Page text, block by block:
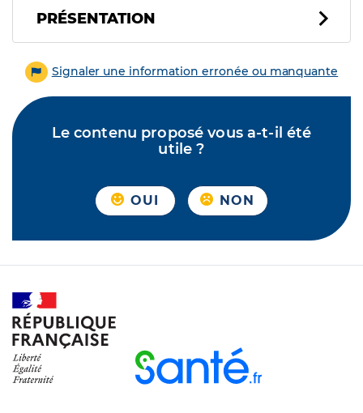
PRÉSENTATION
Signaler une information erronée ou manquante
Le contenu proposé vous a-t-il été
utile ?
OUI NON